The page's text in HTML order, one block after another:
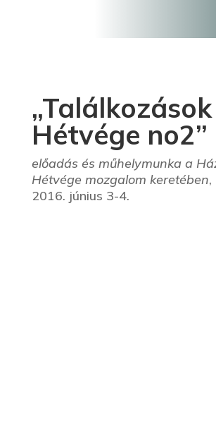
„Találkozások
Hétvége no2”
előadás és műhelymunka a
Hétvége mozgalom keretében,
2016. június 3-4.